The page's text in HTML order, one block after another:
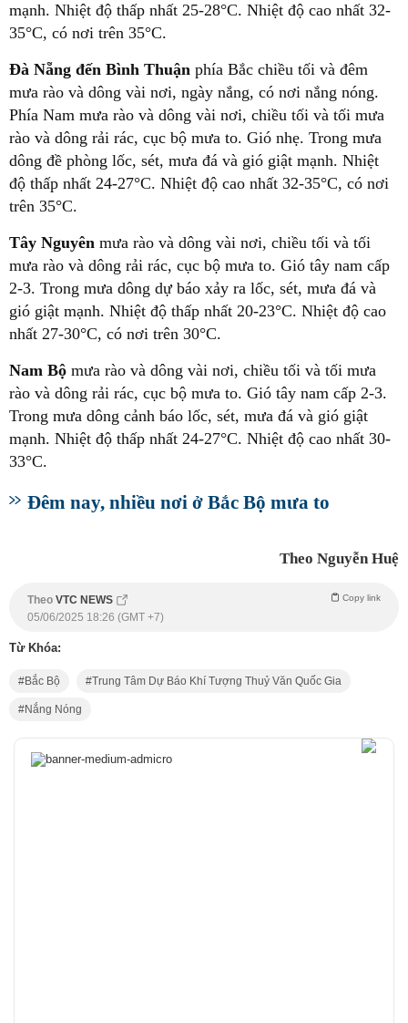
mạnh. Nhiệt độ thấp nhất 25-28°C. Nhiệt độ cao nhất 32-
35°C, có nơi trên 35°C.
Đà Nẵng đến Bình Thuận phía Bắc chiều tối và đêm
mưa rào và dông vài nơi, ngày nắng, có nơi nắng nóng.
Phía Nam mưa rào và dông vài nơi, chiều tối và tối mưa
rào và dông rải rác, cục bộ mưa to. Gió nhẹ. Trong mưa
dông đề phòng lốc, sét, mưa đá và gió giật mạnh. Nhiệt
độ thấp nhất 24-27°C. Nhiệt độ cao nhất 32-35°C, có nơi
trên 35°C.
Tây Nguyên mưa rào và dông vài nơi, chiều tối và tối
mưa rào và dông rải rác, cục bộ mưa to. Gió tây nam cấp
2-3. Trong mưa dông dự báo xảy ra lốc, sét, mưa đá và
gió giật mạnh. Nhiệt độ thấp nhất 20-23°C. Nhiệt độ cao
nhất 27-30°C, có nơi trên 30°C.
Nam Bộ mưa rào và dông vài nơi, chiều tối và tối mưa
rào và dông rải rác, cục bộ mưa to. Gió tây nam cấp 2-3.
Trong mưa dông cảnh báo lốc, sét, mưa đá và gió giật
mạnh. Nhiệt độ thấp nhất 24-27°C. Nhiệt độ cao nhất 30-
33°C.
Đêm nay, nhiều nơi ở Bắc Bộ mưa to
Theo Nguyễn Huệ
Theo VTC NEWS Copy link
05/06/2025 18:26 (GMT +7)
Từ Khóa:
Bắc Bộ Trung Tâm Dự Báo Khí Tượng Thuỷ Văn Quốc Gia
Nắng Nóng